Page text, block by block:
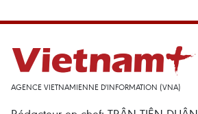
AGENCE VIETNAMIENNE D'INFORMATION (VNA)